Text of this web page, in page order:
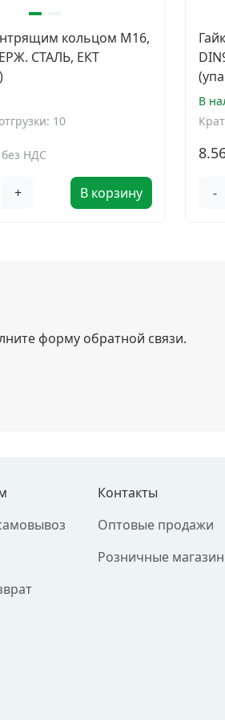
кольцом М16,
СТАЛЬ, ЕКТ
10
без НДС
+ В корзину
В
-
форму обратной связи.
Контакты
Оптовые продажи
Розничные